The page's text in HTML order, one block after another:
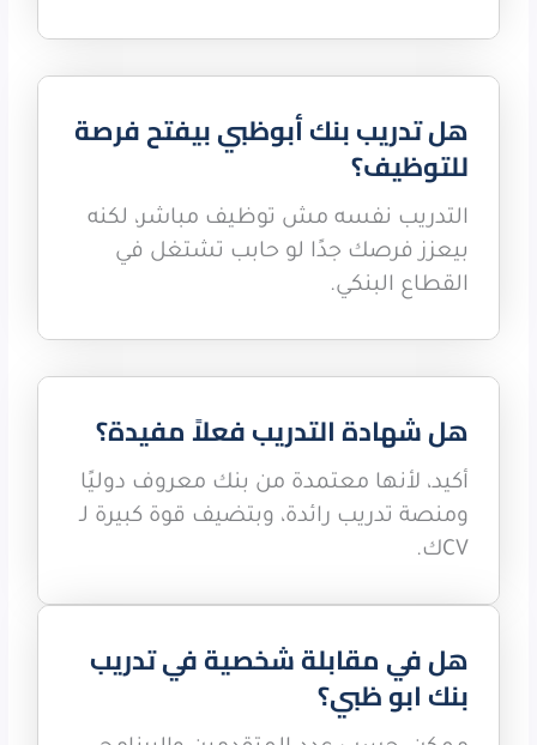
هل تدريب بنك أبوظبي بيفتح فرصة
للتوظيف؟
التدريب نفسه مش توظيف مباشر، لكنه
بيعزز فرصك جدًا لو حابب تشتغل في
القطاع البنكي.
هل شهادة التدريب فعلاً مفيدة؟
أكيد، لأنها معتمدة من بنك معروف دوليًا
ومنصة تدريب رائدة، وبتضيف قوة كبيرة لـ
CVك.
هل في مقابلة شخصية في تدريب
بنك ابو ظبي؟